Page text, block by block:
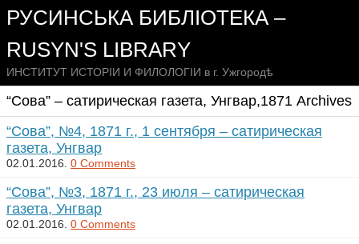
РУСИНСЬКА БИБЛІОТЕКА –
RUSYN'S LIBRARY
ИНСТИТУТ ИСТОРІИ И ФИЛОЛОГІИ в г. Ужгородѣ
“Сова” – сатирическая газета, Унгвар,1871 Archives
“Сова”, №4, 1871 г., 1 сентября – сатирическая
газета, Унгвар
02.01.2016. 0 Comments
“Сова”, №3, 1871 г., 23 июля – сатирическая
газета, Унгвар
02.01.2016. 0 Comments